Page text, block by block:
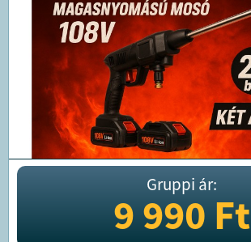
Gruppi ár:
9 990Ft